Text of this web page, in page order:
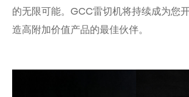
的无限可能。GCC雷切机将持续成为您
造高附加价值产品的最佳伙伴。